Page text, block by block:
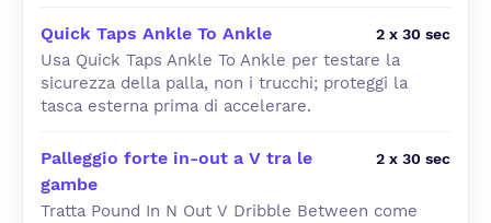
Quick Taps Ankle To Ankle 2 x 30 sec
Usa Quick Taps Ankle To Ankle per testare la
sicurezza della palla, non i trucchi; proteggi la
tasca esterna prima di accelerare.
Palleggio forte in-out a V tra le
gambe
2 x 30 sec
Tratta Pound In N Out V Dribble Between come